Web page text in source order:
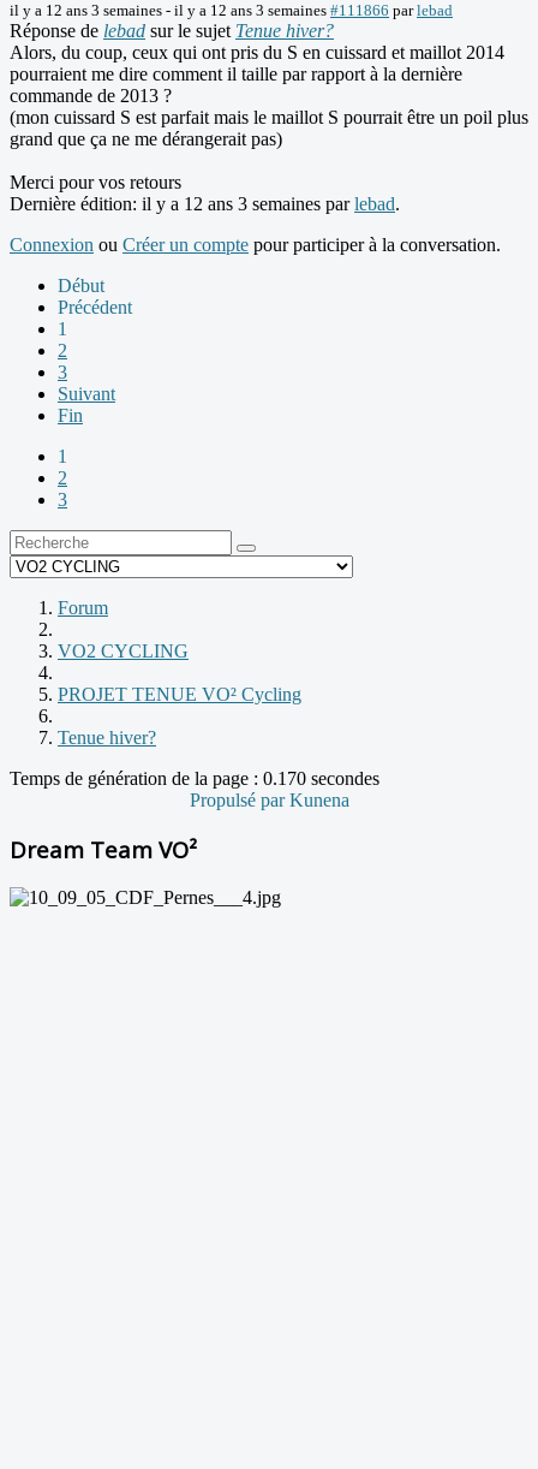
il y a 12 ans 3 semaines - il y a 12 ans 3 semaines #111866 parlebad
Réponse de lebad sur le sujet Tenue hiver?
Alors, du coup, ceux qui ont pris du S en cuissard et maillot 2014
pourraient me dire comment il taille par rapport à la dernière
commande de 2013 ?
(mon cuissard S est parfait mais le maillot S pourrait être un poil plus
grand que ça ne me dérangerait pas)
Merci pour vos retours
Dernière édition: il y a 12 ans 3 semaines parlebad.
Connexion ou Créer un compte pour participer à la conversation.
Début
Précédent
1
2
3
Suivant
Fin
1
2
3
Forum
VO2 CYCLING
PROJET TENUE VO² Cycling
Tenue hiver?
Temps de génération de la page : 0.170 secondes
Propulsé parKunena
Dream Team VO²